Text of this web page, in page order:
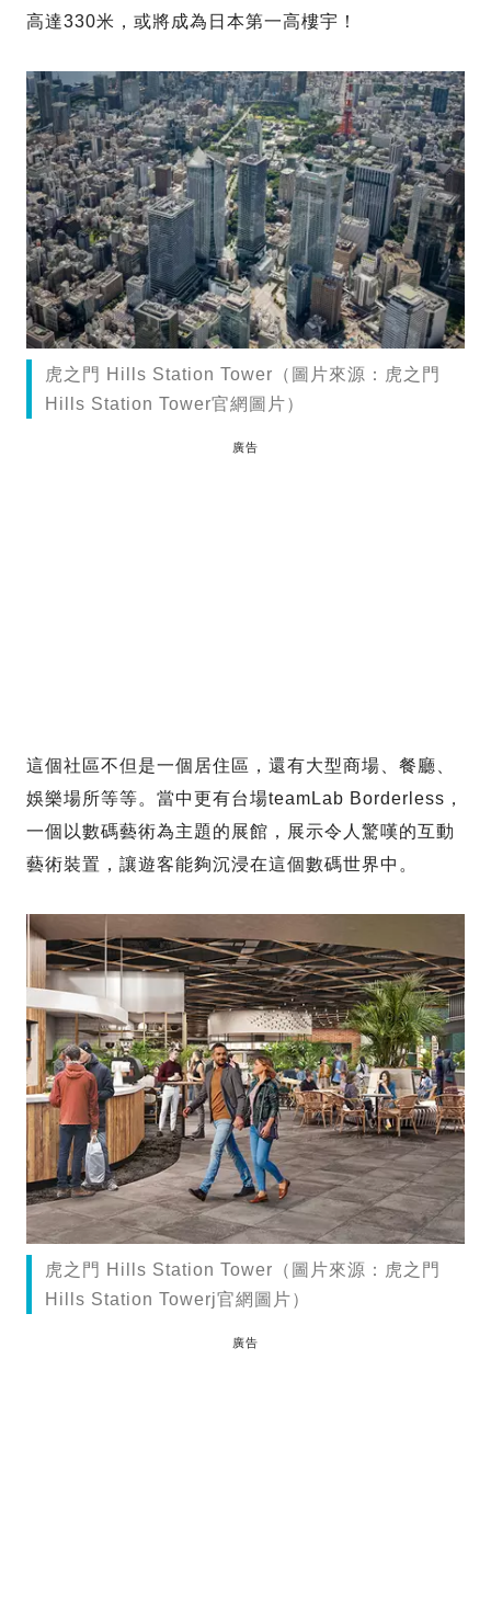
高達330米，或將成為日本第一高樓宇！
虎之門 Hills Station Tower（圖片來源：虎之門
Hills Station Tower官網圖片）
廣告
這個社區不但是一個居住區，還有大型商場、餐廳、
娛樂場所等等。當中更有台場teamLab Borderless，
一個以數碼藝術為主題的展館，展示令人驚嘆的互動
藝術裝置，讓遊客能夠沉浸在這個數碼世界中。
虎之門 Hills Station Tower（圖片來源：虎之門
Hills Station Towerj官網圖片）
廣告